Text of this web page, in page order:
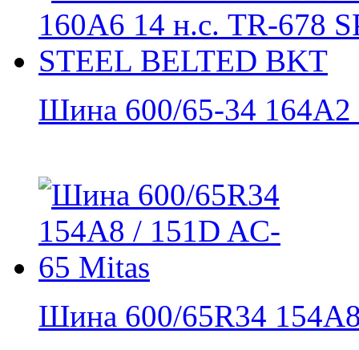
Шина 600/65-34 164A2
Шина 600/65R34